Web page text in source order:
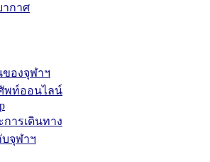
ากาศ
องจุฬาฯ
พท์ออนไลน์
ารเดินทาง
จุฬาฯ